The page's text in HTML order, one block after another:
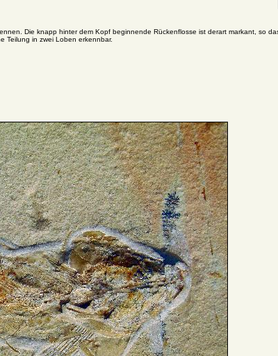
Die knapp hinter dem Kopf beginnende Rückenflosse ist derart markant, so
Teilung in zwei Loben erkennbar.